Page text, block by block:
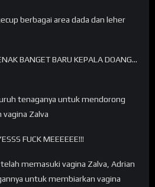
berbagai area dada dan leher
BANGET BARU KEPALA DOANG…
tenaganya untuk mendorong
vagina Zalva
FUCK MEEEEEE!!!
memasuki vagina Zalva, Adrian
untuk membiarkan vagina